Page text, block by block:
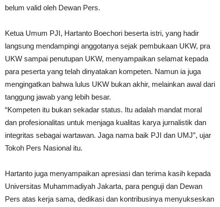
belum valid oleh Dewan Pers.
Ketua Umum PJI, Hartanto Boechori beserta istri, yang hadir
langsung mendampingi anggotanya sejak pembukaan UKW, pra
UKW sampai penutupan UKW, menyampaikan selamat kepada
para peserta yang telah dinyatakan kompeten. Namun ia juga
mengingatkan bahwa lulus UKW bukan akhir, melainkan awal dari
tanggung jawab yang lebih besar.
“Kompeten itu bukan sekadar status. Itu adalah mandat moral
dan profesionalitas untuk menjaga kualitas karya jurnalistik dan
integritas sebagai wartawan. Jaga nama baik PJI dan UMJ”, ujar
Tokoh Pers Nasional itu.
Hartanto juga menyampaikan apresiasi dan terima kasih kepada
Universitas Muhammadiyah Jakarta, para penguji dan Dewan
Pers atas kerja sama, dedikasi dan kontribusinya menyukseskan